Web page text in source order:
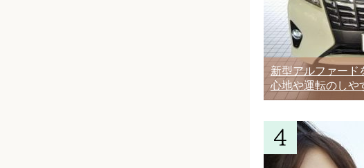
新型アルファード
心地や運転のしや